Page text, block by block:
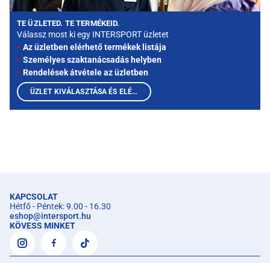
TE ÜZLETED. TE TERMÉKEID.
Válassz most ki egy INTERSPORT üzletet
Az üzletben elérhető termékek listája
Személyes szaktanácsadás helyben
Rendelések átvétele az üzletben
ÜZLET KIVÁLASZTÁSA ÉS ELÉRHETŐ TERMÉKEK MEGTEKINTÉSE
KAPCSOLAT
Hétfő - Péntek: 9.00 - 16.30
eshop@intersport.hu
KÖVESS MINKET